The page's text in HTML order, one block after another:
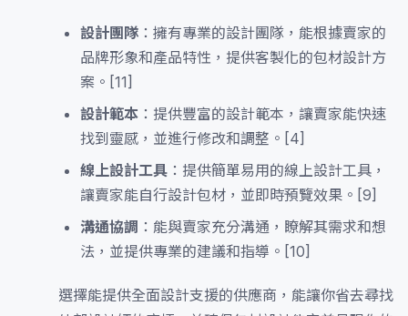
設計團隊 ：擁有專業的設計團隊，能根據賣家的
品牌形象和產品特性，提供客製化的包材設計方
案。[11]
設計範本 ：提供豐富的設計範本，讓賣家能快速
找到靈感，並進行修改和調整。[4]
線上設計工具 ：提供簡單易用的線上設計工具，
讓賣家能自行設計包材，並即時預覽效果。[9]
溝通協調 ：能與賣家充分溝通，瞭解其需求和想
法，並提供專業的建議和指導。[10]
選擇能提供全面設計支援的供應商，能讓你省去尋找